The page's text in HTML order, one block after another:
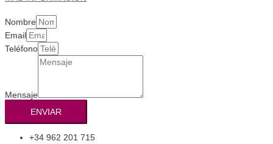
Nombre
Email
Teléfono
Mensaje
ENVIAR
+34 962 201 715